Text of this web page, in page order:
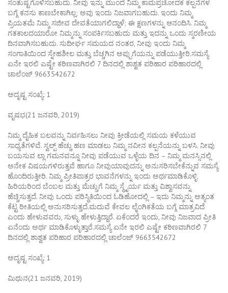
ಸಂತುಷ್ಟಗೊಳಿಸಬಹುದು. ನೀವು ಇನ್ನು ಮುಂದೆ ನಿಮ್ಮ ಕಾಮಪ್ರಚೋದಕ ಕಲ್ಪನೆಗಳ
ಬಗ್ಗೆ ಕನಸು ಕಾಣಬೇಕಾಗಿಲ್ಲ; ಅವು ಇಂದು ನಿಜವಾಗಬಹುದು. ಇಂದು ನಿಮ್ಮ
ಪ್ರಿಯತಮೆ ನಿಮ್ಮ ಸಜೀವ ದೇವತೆಯಾಗಲಿದ್ದಾಳೆ; ಈ ಕ್ಷಣಗಳನ್ನು ಆನಂದಿಸಿ. ನಿಮ್ಮ
ಗತಕಾಲದಯಾರೋ ನಿಮ್ಮನ್ನು ಸಂಪರ್ಕಿಸಬಹುದು ಮತ್ತು ಇದನ್ನು ಒಂದು ಸ್ಮರಣೀಯ
ದಿನವಾಗಿಸಬಹುದು. ಸುದೀರ್ಘ ಸಮಯದ ನಂತರ, ನೀವು ಇಂದು ನಿಮ್ಮ
ಸಂಗಾತಿಯಿಂದ ಸ್ನೇಹಶೀಲ ಮತ್ತು ಬೆಚ್ಚಗಿನ ಅಪ್ಪುಗೆಯನ್ನು ಪಡೆಯುತ್ತೀರಿ.ಸಮಸ್ಯೆ
ಏನೇ ಇರಲಿ ಎಷ್ಟೇ ಕಠಿಣವಾಗಿರಲಿ 7 ದಿನದಲ್ಲಿ ಶಾಶ್ವತ ಪರಿಹಾರ ಪರಿಹಾರದಲ್ಲಿ
ಚಾಲೆಂಜ್ 9663542672
ಅದೃಷ್ಟ ಸಂಖ್ಯೆ: 1
ವೃಷಭ(21 ಜನವರಿ, 2019)
ನಿಮ್ಮ ದೈಹಿಕ ಬಲವನ್ನು ನಿರ್ವಹಿಸಲು ನೀವು ಕ್ರೀಡೆಯಲ್ಲಿ ಸಮಯ ಕಳೆಯುವ
ಸಾಧ್ಯತೆಗಳಿವೆ. ಸ್ವಲ್ಪ್ ಹೆಚ್ಚು ಹಣ ಮಾಡಲು ನಿಮ್ಮ ನವೀನ ಕಲ್ಪನೆಯನ್ನು ಬಳಸಿ. ನೀವು
ಬಯಸುವ ಲ್ಲಾ ಗಮನವನ್ನೂ ನೀವು ಪಡೆಯುವ ಒಳ್ಳೆಯ ದಿನ – ನಿಮ್ಮ ಮನಸ್ಸಿನಲ್ಲಿ
ಅನೇಕ ವಿಷಯಗಳಿರುತ್ತವೆ ಹಾಗೂ ನೀವುಯಾವುದನ್ನು ಅನುಸರಿಸಬೇಕೆನ್ನುವ ಸಮಸ್ಯೆ
ಹೊಂದಿರುತ್ತೀರಿ. ನಿಮ್ಮ ಪ್ರೀತಿಪಾತ್ರರ ಭಾವನೆಗಳನ್ನು ಇಂದು ಅರ್ಥಮಾಡಿಕೊಳ್ಳಿ.
ಹಿರಿಯರಿಂದ ಬೆಂಬಲ ಮತ್ತು ಮೆಚ್ಚುಗೆ ನಿಮ್ಮ ಸ್ಥೈರ್ಯ ಮತ್ತು ವಿಶ್ವಾಸವನ್ನು
ಹೆಚ್ಚಿಸುತ್ತದೆ. ನೀವು ಒಂದು ಪರಿಸ್ಥಿತಿಯಿಂದ ಓಡಿಹೋದಲ್ಲಿ – ಇದು ನಿಮ್ಮನ್ನು ಅತ್ಯಂತ
ಕೆಟ್ಟ ರೀತಿಯಲ್ಲಿ ಅನುಸರಿಸುತ್ತದೆ.ಮದುವೆ ಕೇವಲ ಲೈಂಗಿಕತೆಯ ಬಗ್ಗೆ ಮಾತ್ರವಿದೆ
ಎಂದು ಹೇಳುವವರು, ಸುಳ್ಳು ಹೇಳುತ್ತಿದ್ದಾರೆ. ಏಕೆಂದರೆ ಇಂದು, ನೀವು ನಿಜವಾದ ಪ್ರೀತಿ
ಏನೆಂದು ಅರ್ಥ ಮಾಡಿಕೊಳ್ಳುತ್ತಾರೆ.ಸಮಸ್ಯೆ ಏನೇ ಇರಲಿ ಎಷ್ಟೇ ಕಠಿಣವಾಗಿರಲಿ 7
ದಿನದಲ್ಲಿ ಶಾಶ್ವತ ಪರಿಹಾರ ಪರಿಹಾರದಲ್ಲಿ ಚಾಲೆಂಜ್ 9663542672
ಅದೃಷ್ಟ ಸಂಖ್ಯೆ: 1
ಮಿಥುನ(21 ಜನವರಿ, 2019)